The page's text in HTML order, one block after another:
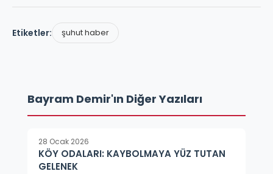
Etiketler: şuhut haber
Bayram Demir'ın Diğer Yazıları
28 Ocak 2026
KÖY ODALARI: KAYBOLMAYA YÜZ TUTAN
GELENEK